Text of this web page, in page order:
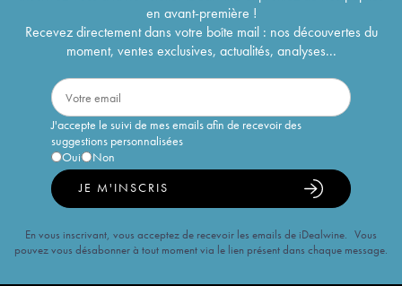
en avant-première !
Recevez directement dans votre boîte mail : nos découvertes du
moment, ventes exclusives, actualités, analyses...
J'accepte le suivi de mes emails afin de recevoir des
suggestions personnalisées
Oui
Non
JE M'INSCRIS
En vous inscrivant, vous acceptez de recevoir les emails de iDealwine. Vous
pouvez vous désabonner à tout moment via le lien présent dans chaque message.